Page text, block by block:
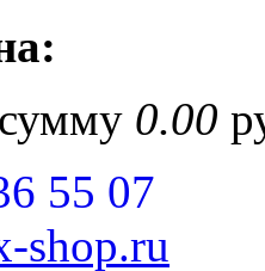
0.00
55 07
shop.ru